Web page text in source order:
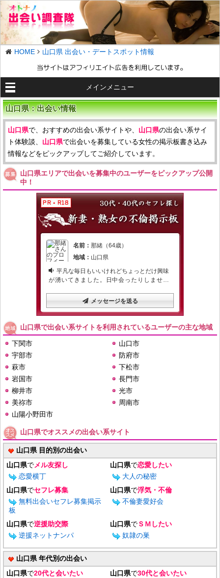
HOME 山口県 出会い・デートスポット情報
メインメニュー
山口県：出会い情報
山口県で、おすすめの出会い系サイトや、 山口県の出会い系サイ
ト体験談、 山口県で出会いを募集している女性の掲示板書き込み
情報などをピックアップしてご紹介しています。
山口県エリアで出会いを募集中のユーザーをピックアップ公開
中！
山口県で出会い系サイトを利用されているユーザーの主な地域
下関市
山口市
宇部市
防府市
萩市
下松市
岩国市
長門市
柳井市
光市
美祢市
周南市
山陽小野田市
山口県でオススメの出会い系サイト
山口県 目的別の出会い
山口県でメル友探し
恋愛横丁
山口県で恋愛したい
大人の秘密
山口県でセフレ募集
無料出会いセフレ募集掲示
板
山口県で浮気・不倫
不倫妻愛好会
山口県で逆援助交際
逆援ネットナンパ
山口県でＳＭしたい
奴隷の巣
山口県 年代別の出会い
山口県で20代と会いたい
山口県で30代と会いたい